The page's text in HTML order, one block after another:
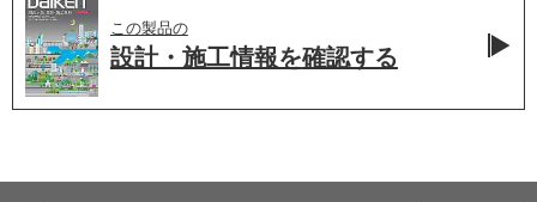
この製品の
設計・施工情報を確認する